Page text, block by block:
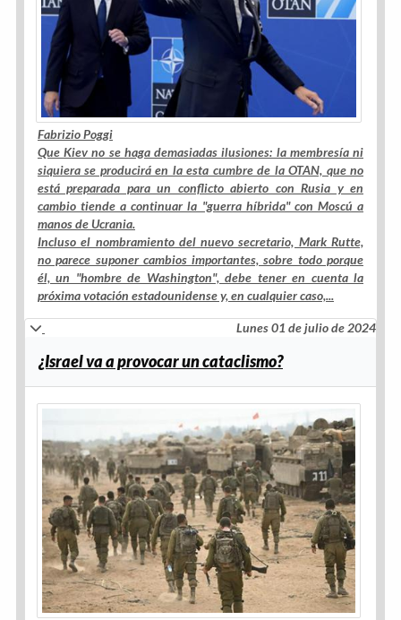
Fabrizio Poggi
Que Kiev no se haga demasiadas ilusiones: la membresía ni
siquiera se producirá en la esta cumbre de la OTAN, que no
está preparada para un conflicto abierto con Rusia y en
cambio tiende a continuar la "guerra híbrida" con Moscú a
manos de Ucrania.
Incluso el nombramiento del nuevo secretario, Mark Rutte,
no parece suponer cambios importantes, sobre todo porque
él, un "hombre de Washington", debe tener en cuenta la
próxima votación estadounidense y, en cualquier caso,...
Lunes 01 de julio de 2024
¿Israel va a provocar un cataclismo?